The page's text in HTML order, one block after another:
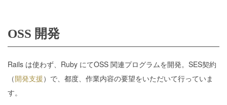
OSS 開発
Rails は使わず、Ruby にてOSS 関連プログラムを開発。SES契約
（開発支援）で、都度、作業内容の要望をいただいて行っていま
す。